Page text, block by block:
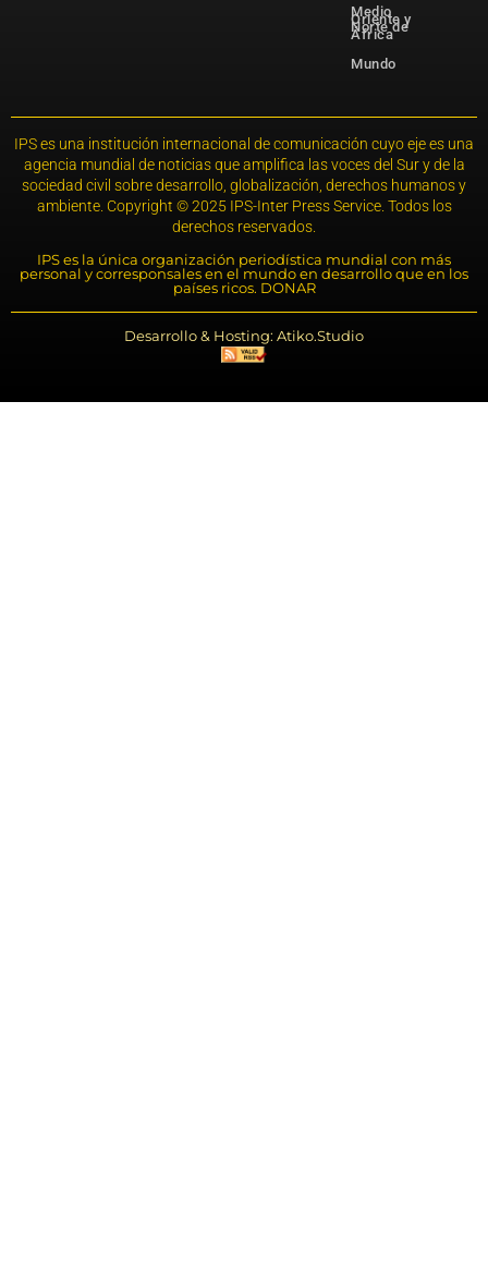
Medio
Oriente y
Norte de
África
Mundo
IPS es una institución internacional de comunicación cuyo eje es una
agencia mundial de noticias que amplifica las voces del Sur y de la
sociedad civil sobre desarrollo, globalización, derechos humanos y
ambiente. Copyright © 2025 IPS-Inter Press Service. Todos los
derechos reservados.
IPS es la única organización periodística mundial con más
personal y corresponsales en el mundo en desarrollo que en los
países ricos. DONAR
Desarrollo & Hosting: Atiko.Studio